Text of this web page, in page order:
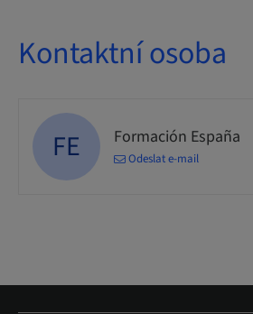
Kontaktní osoba
FE Formación España
Odeslat e-mail